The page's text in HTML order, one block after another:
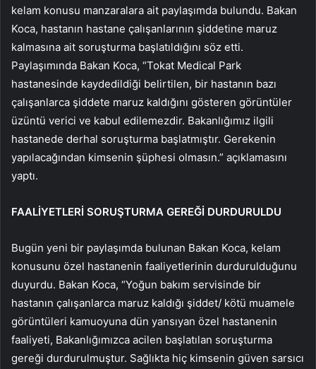
kelam konusu manzaralara ait paylaşımda bulundu. Bakan
Koca, hastanın hastane çalışanlarının şiddetine maruz
kalmasına ait soruşturma başlatıldığını söz etti.
Paylaşımında Bakan Koca, “Tokat Medical Park
hastanesinde kaydedildiği belirtilen, bir hastanın bazı
çalışanlarca şiddete maruz kaldığını gösteren görüntüler
üzüntü verici ve kabul edilemezdir. Bakanlığımız ilgili
hastanede derhal soruşturma başlatmıştır. Gerekenin
yapılacağından kimsenin şüphesi olmasın.” açıklamasını
yaptı.
FAALİYETLERİ SORUŞTURMA GEREĞİ DURDURULDU
Bugün yeni bir paylaşımda bulunan Bakan Koca, kelam
konusunu özel hastanenin faaliyetlerinin durdurulduğunu
duyurdu. Bakan Koca, “Yoğun bakım servisinde bir
hastanın çalışanlarca maruz kaldığı şiddet/ kötü muamele
görüntüleri kamuoyuna dün yansıyan özel hastanenin
faaliyeti, Bakanlığımızca acilen başlatılan soruşturma
gereği durdurulmuştur. Sağlıkta hiç kimsenin güven sarsıcı